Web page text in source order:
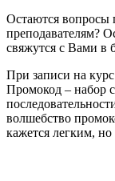
Остаются вопросы
преподавателям?
свяжутся с Вами в
При записи на
Промокод – набор
волшебство
кажется легким,